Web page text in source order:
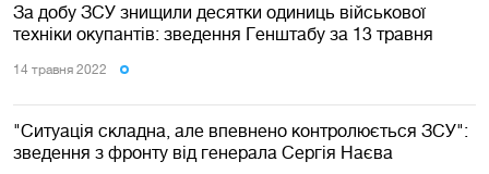
За добу ЗСУ знищили десятки одиниць військової
техніки окупантів: зведення Генштабу за 13 травня
14 травня 2022
"Ситуація складна, але впевнено контролюється ЗСУ":
зведення з фронту від генерала Сергія Наєва